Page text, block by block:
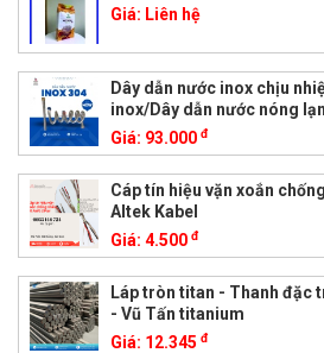
Giá: Liên hệ
Dây dẫn nước inox chịu
inox/Dây dẫn nước nóng
Giá: 93.000 đ
Cáp tín hiệu vặn xoắn
Altek Kabel
Giá: 4.500 đ
Láp tròn titan - Thanh đặc
- Vũ Tấn titanium
Giá: 12.345 đ